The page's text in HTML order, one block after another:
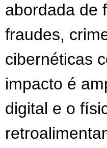
abordada de
fraudes,
cibernéticas
impacto é
digital e o